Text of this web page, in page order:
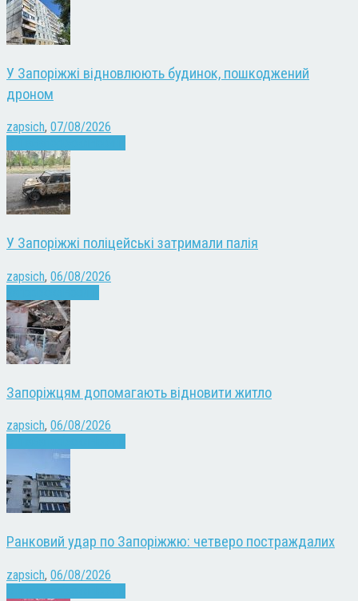
У Запоріжжі відновлюють будинок, пошкоджений
дроном
zapsich, 07/08/2026
У Запоріжжі поліцейські затримали палія
zapsich, 06/08/2026
Запоріжцям допомагають відновити житло
zapsich, 06/08/2026
Ранковий удар по Запоріжжю: четверо постраждалих
zapsich, 06/08/2026